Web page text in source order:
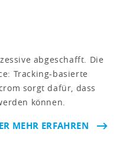
abgeschafft. Die
Tracking-basierte
sorgt dafür, dass
können.
MEHR ERFAHREN